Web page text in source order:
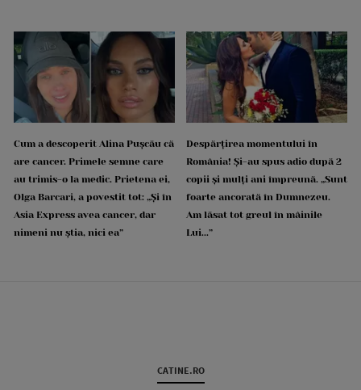
Cum a descoperit Alina Pușcău că
are cancer. Primele semne care
au trimis-o la medic. Prietena ei,
Olga Barcari, a povestit tot: „Și în
Asia Express avea cancer, dar
nimeni nu știa, nici ea”
Despărțirea momentului în
România! Și-au spus adio după 2
copii și mulți ani împreună. „Sunt
foarte ancorată în Dumnezeu.
Am lăsat tot greul în mâinile
Lui...”
CATINE.RO